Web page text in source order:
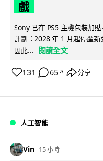
戲
Sony 已在 PS5 主機包裝加
計劃：2028 年 1 月起停產
因此...
閱讀全文
131 65 ↗ 分享
人工智能
Vin 15 小時